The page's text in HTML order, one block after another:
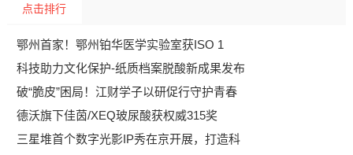
点击排行
鄂州首家！鄂州铂华医学实验室获ISO 1
科技助力文化保护-纸质档案脱酸新成果发布
破“脆皮”困局！江财学子以研促行守护青春
德沃旗下佳茵/XEQ玻尿酸获权威315奖
三星堆首个数字光影IP秀在京开展，打造科